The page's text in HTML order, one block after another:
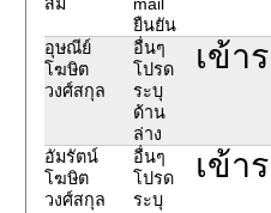
ยืนยัน
อุษณีย์
โฆษิต
วงศ์สกุล
อื่นๆ
โปรด
ระบุ
ด้าน
ล่าง
เข้า
อัมรัตน์
โฆษิต
วงศ์สกุล
อื่นๆ
โปรด
ระบุ
เข้า